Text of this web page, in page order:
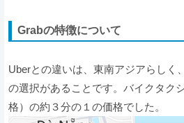
Grabの特徴について
Uberとの違いは、東南アジアらしく
の選択があることです。バイクタク
格）の約３分の１の価格でした。